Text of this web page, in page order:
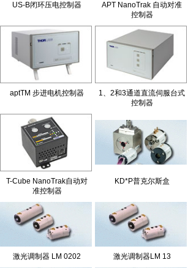
US-B闭环压电控制器
APT NanoTrak 自动对准
控制器
aptTM 步进电机控制器
1、2和3通道直流伺服台式
控制器
T-Cube NanoTrak自动对
准控制器
KD*P普克尔斯盒
激光调制器 LM 0202 激光调制器LM 13